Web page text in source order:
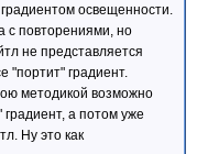
освещенности.
с повторениями, но
не представляется
"портит" градиент.
методикой возможно
градиент, а потом уже
Ну это как